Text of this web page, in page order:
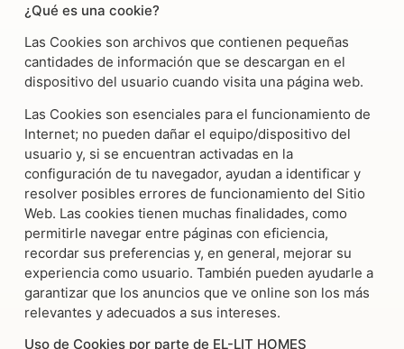
¿Qué es una cookie?
Las Cookies son archivos que contienen pequeñas
cantidades de información que se descargan en el
dispositivo del usuario cuando visita una página web.
Las Cookies son esenciales para el funcionamiento de
Internet; no pueden dañar el equipo/dispositivo del
usuario y, si se encuentran activadas en la
configuración de tu navegador, ayudan a identificar y
resolver posibles errores de funcionamiento del Sitio
Web. Las cookies tienen muchas finalidades, como
permitirle navegar entre páginas con eficiencia,
recordar sus preferencias y, en general, mejorar su
experiencia como usuario. También pueden ayudarle a
garantizar que los anuncios que ve online son los más
relevantes y adecuados a sus intereses.
Uso de Cookies por parte de EL-LIT HOMES